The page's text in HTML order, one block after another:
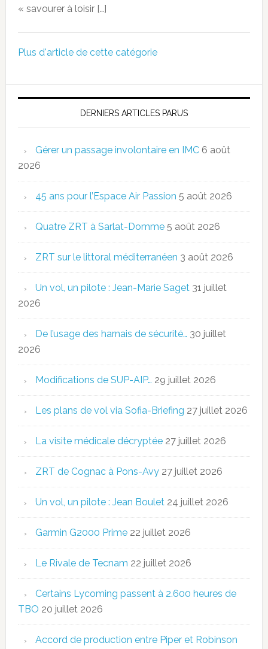
« savourer à loisir […]
Plus d'article de cette catégorie
DERNIERS ARTICLES PARUS
Gérer un passage involontaire en IMC 6 août
2026
45 ans pour l’Espace Air Passion 5 août 2026
Quatre ZRT à Sarlat-Domme 5 août 2026
ZRT sur le littoral méditerranéen 3 août 2026
Un vol, un pilote : Jean-Marie Saget 31 juillet
2026
De l’usage des harnais de sécurité… 30 juillet
2026
Modifications de SUP-AIP… 29 juillet 2026
Les plans de vol via Sofia-Briefing 27 juillet 2026
La visite médicale décryptée 27 juillet 2026
ZRT de Cognac à Pons-Avy 27 juillet 2026
Un vol, un pilote : Jean Boulet 24 juillet 2026
Garmin G2000 Prime 22 juillet 2026
Le Rivale de Tecnam 22 juillet 2026
Certains Lycoming passent à 2.600 heures de
TBO 20 juillet 2026
Accord de production entre Piper et Robinson